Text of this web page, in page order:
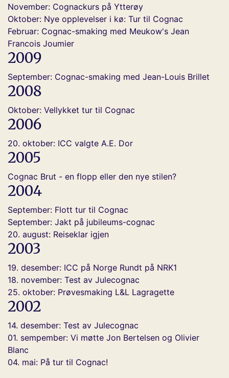
November: Cognackurs på Ytterøy
Oktober: Nye opplevelser i kø: Tur til Cognac
Februar: Cognac-smaking med Meukow's Jean
Francois Joumier
2009
September: Cognac-smaking med Jean-Louis Brillet
2008
Oktober: Vellykket tur til Cognac
2006
20. oktober: ICC valgte A.E. Dor
2005
Cognac Brut - en flopp eller den nye stilen?
2004
September: Flott tur til Cognac
September: Jakt på jubileums-cognac
20. august: Reiseklar igjen
2003
19. desember: ICC på Norge Rundt på NRK1
18. november: Test av Julecognac
25. oktober: Prøvesmaking L&L Lagragette
2002
14. desember: Test av Julecognac
01. sempember: Vi møtte Jon Bertelsen og Olivier
Blanc
04. mai: På tur til Cognac!